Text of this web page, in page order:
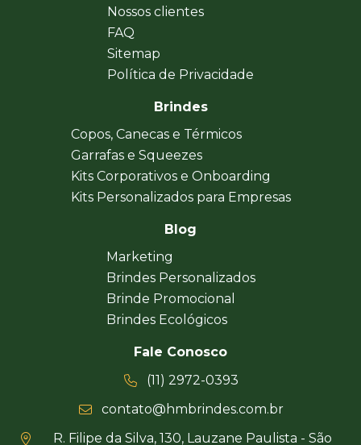
Nossos clientes
FAQ
Sitemap
Política de Privacidade
Brindes
Copos, Canecas e Térmicos
Garrafas e Squeezes
Kits Corporativos e Onboarding
Kits Personalizados para Empresas
Blog
Marketing
Brindes Personalizados
Brinde Promocional
Brindes Ecológicos
Fale Conosco
(11) 2972-0393
contato@hmbrindes.com.br
R. Filipe da Silva, 130, Lauzane Paulista - São